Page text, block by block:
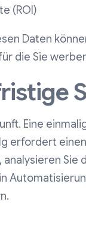
(ROI)
Daten
die Sie
Eine
erfordert
analysieren